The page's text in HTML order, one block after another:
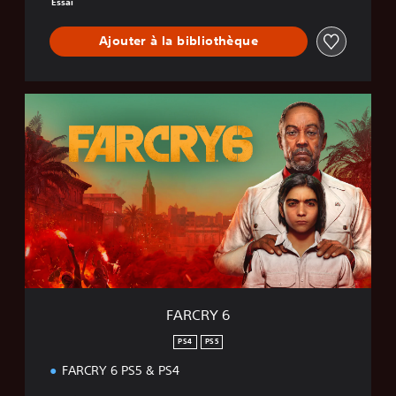
Ajouter à la bibliothèque
A
R
C
R
Y
6
FARCRY 6
PS4 PS5
FARCRY 6 PS5 & PS4